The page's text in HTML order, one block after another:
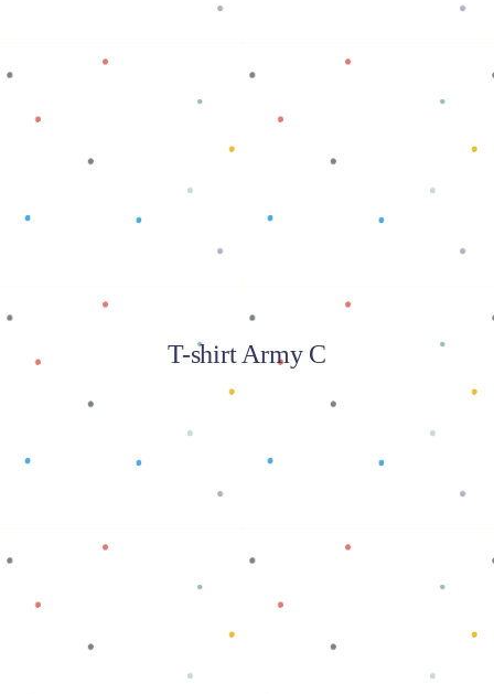
Baca selengkapnya
T-shirt Army C
Baca selengkapnya